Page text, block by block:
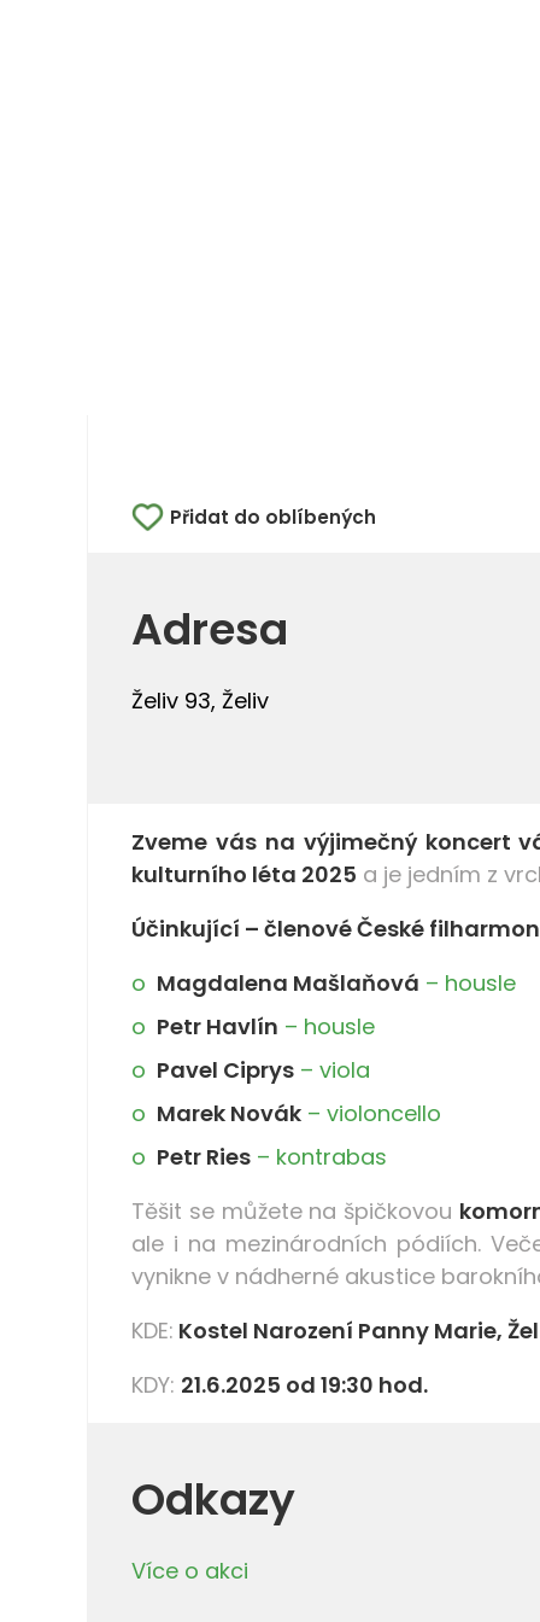
Přidat do oblíbených
Adresa
Želiv 93, Želiv
Zveme vás na výjimečný koncert
kulturního léta 2025 a je jedním z
Účinkující – členové České
Magdalena Mašlaňová – housle
Petr Havlín – housle
Pavel Ciprys – viola
Marek Novák – violoncello
Petr Ries – kontrabas
Těšit se můžete na špičkovou
ale i na mezinárodních pódiích.
vynikne v nádherné akustice
KDE: Kostel Narození Panny Marie,
KDY: 21.6.2025 od 19:30 hod.
Odkazy
Více o akci